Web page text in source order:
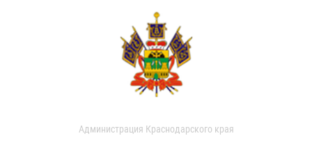
Администрация Краснодарского края